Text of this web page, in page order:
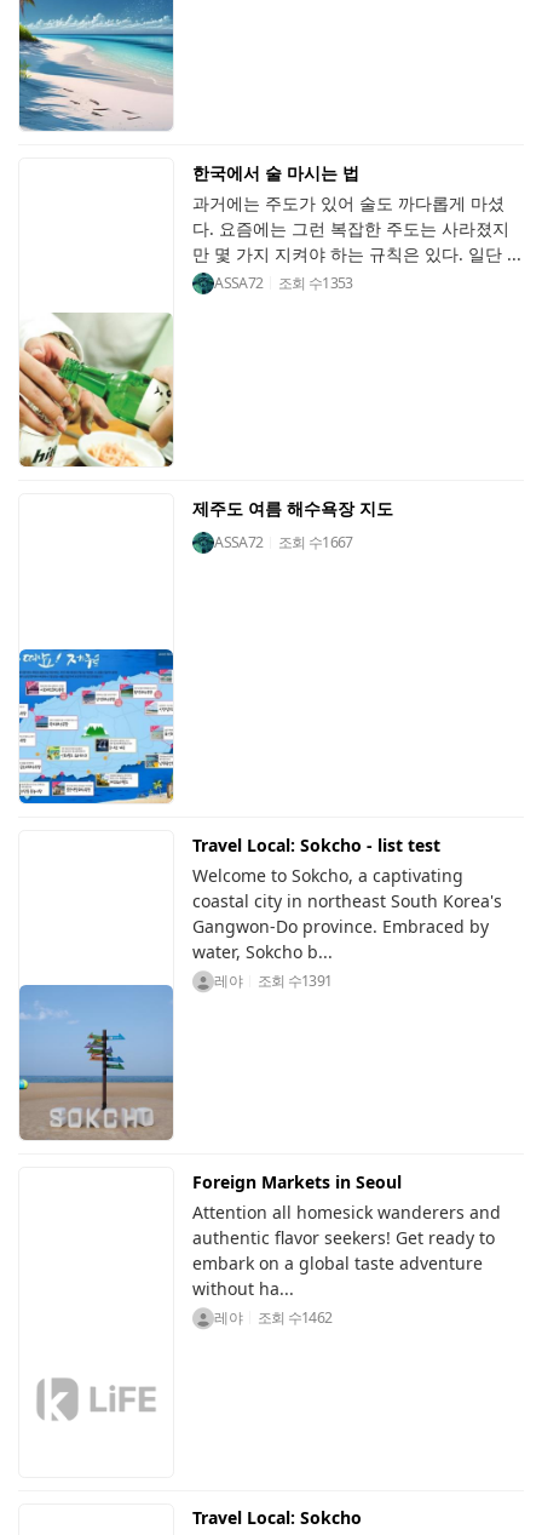
한국에서 술 마시는 법
과거에는 주도가 있어 술도 까다롭게 마셨
다. 요즘에는 그런 복잡한 주도는 사라졌지
만 몇 가지 지켜야 하는 규칙은 있다. 일단 ...
ASSA72 조회 수1353
제주도 여름 해수욕장 지도
ASSA72 조회 수1667
Travel Local: Sokcho - list test
Welcome to Sokcho, a captivating
coastal city in northeast South Korea's
Gangwon-Do province. Embraced by
water, Sokcho b...
레야 조회 수1391
Foreign Markets in Seoul
Attention all homesick wanderers and
authentic flavor seekers! Get ready to
embark on a global taste adventure
without ha...
레야 조회 수1462
Travel Local: Sokcho